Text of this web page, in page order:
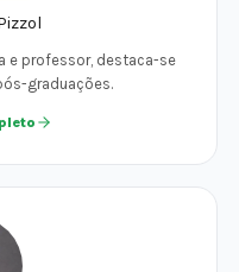
e professor, destaca-se
graduações.